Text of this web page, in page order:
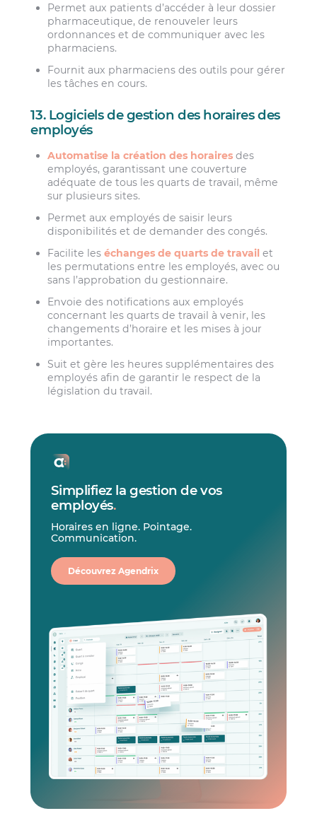
Permet aux patients d’accéder à leur dossier
pharmaceutique, de renouveler leurs
ordonnances et de communiquer avec les
pharmaciens.
Fournit aux pharmaciens des outils pour gérer
les tâches en cours.
13. Logiciels de gestion des horaires des
employés
Automatise la création des horaires des
employés, garantissant une couverture
adéquate de tous les quarts de travail, même
sur plusieurs sites.
Permet aux employés de saisir leurs
disponibilités et de demander des congés.
Facilite leséchanges de quarts de travail et
les permutations entre les employés, avec ou
sans l’approbation du gestionnaire.
Envoie des notifications aux employés
concernant les quarts de travail à venir, les
changements d’horaire et les mises à jour
importantes.
Suit et gère les heures supplémentaires des
employés afin de garantir le respect de la
législation du travail.
Simplifiez la gestion de vos
employés.
Horaires en ligne. Pointage.
Communication.
Découvrez Agendrix